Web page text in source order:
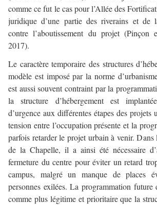
comme ce fut le cas pour l’Allée des
juridique d’une partie des riverains et de
contre l’aboutissement du projet
2017).
Le caractère temporaire des structures
modèle est imposé par la norme
est aussi souvent contraint par la
la structure d’hébergement est
d’urgence aux différentes étapes des projets
tension entre l’occupation présente et la
parfois retarder le projet urbain à venir.
de la Chapelle, il a ainsi été nécessaire
fermeture du centre pour éviter un retard
campus, malgré un manque de places
personnes exilées. La programmation future
comme plus légitime et prioritaire que la